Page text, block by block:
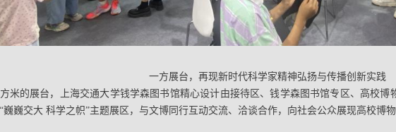
一方展台，再现新时代科学家精神弘扬与传播创新实践
米的展台，上海交通大学钱学森图书馆精心设计由接待区、钱学森图书馆专区、高校
巍巍交大 科学之帜”主题展区，与文博同行互动交流、洽谈合作，向社会公众展现高校博